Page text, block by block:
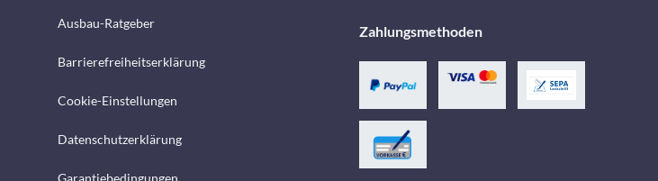
Ausbau-Ratgeber
Barrierefreiheitserklärung
Cookie-Einstellungen
Datenschutzerklärung
Garantiebedingungen
Zahlungsmethoden